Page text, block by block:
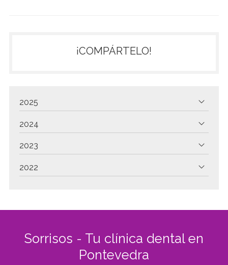
¡COMPÁRTELO!
2025
2024
2023
2022
Sorrisos - Tu clínica dental en
Pontevedra